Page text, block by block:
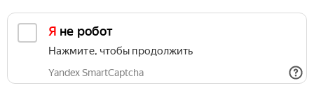
Я не робот
Нажмите, чтобы продолжить
Yandex SmartCaptcha